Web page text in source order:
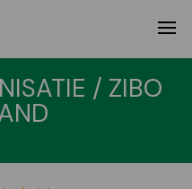
/ ZIBO